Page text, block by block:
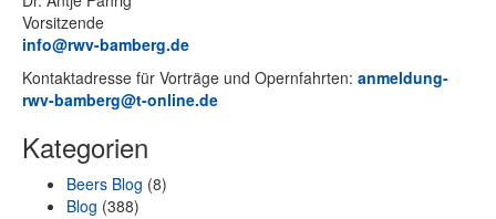
Vorsitzende
info@rwv-bamberg.de
Kon­takt­adres­se für Vor­trä­ge und Opern­fahr­ten: anmeldung-
rwv-bamberg@t-online.de
Kategorien
Beers Blog (8)
Blog (388)